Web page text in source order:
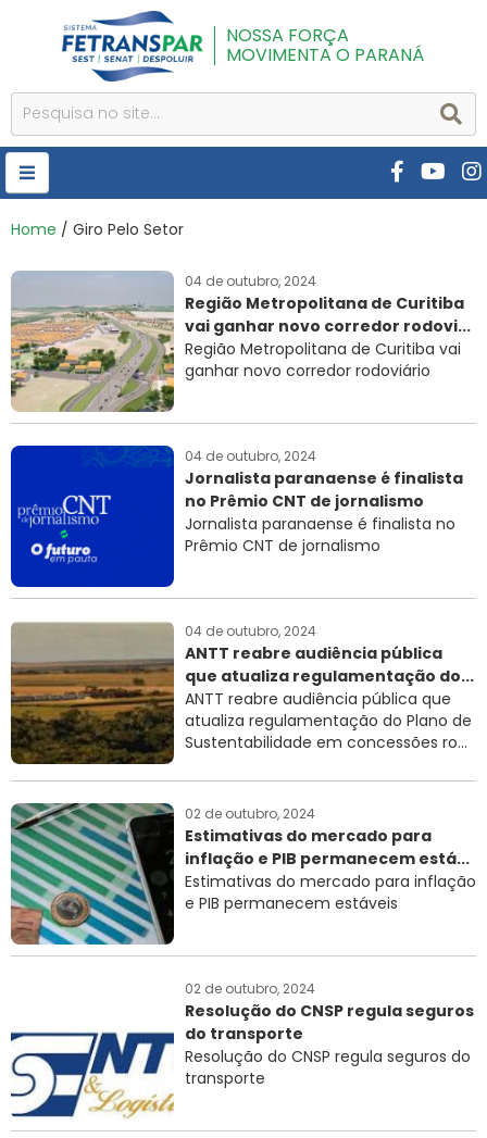
NOSSA FORÇA
MOVIMENTA O PARANÁ
HOME
PUBLICAÇÕES
CURSOS E EVENTOS
SEST SENAT
DESPOLUIR
AR INSTITUTO
RNTRC
CONTATO
Home / Giro Pelo Setor
04 de outubro, 2024
Região Metropolitana de Curitiba
vai ganhar novo corredor rodovi...
Região Metropolitana de Curitiba vai
ganhar novo corredor rodoviário
04 de outubro, 2024
Jornalista paranaense é finalista
no Prêmio CNT de jornalismo
Jornalista paranaense é finalista no
Prêmio CNT de jornalismo
04 de outubro, 2024
ANTT reabre audiência pública
que atualiza regulamentação do...
ANTT reabre audiência pública que
atualiza regulamentação do Plano de
Sustentabilidade em concessões ro...
02 de outubro, 2024
Estimativas do mercado para
inflação e PIB permanecem está...
Estimativas do mercado para inflação
e PIB permanecem estáveis
02 de outubro, 2024
Resolução do CNSP regula seguros
do transporte
Resolução do CNSP regula seguros do
transporte